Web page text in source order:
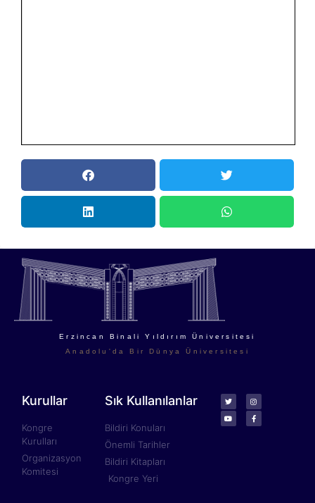
Erzincan Binali Yıldırım Üniversitesi
Anadolu'da Bir Dünya Üniversitesi
Kurullar
Kongre
Kurulları
Organizasyon
Komitesi
Sık Kullanılanlar
Bildiri Konuları
Önemli Tarihler
Bildiri Kitapları
Kongre Yeri